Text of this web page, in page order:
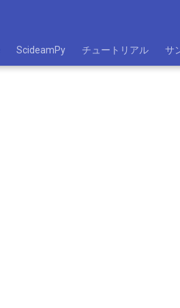
ScideamPy チュートリアル サ